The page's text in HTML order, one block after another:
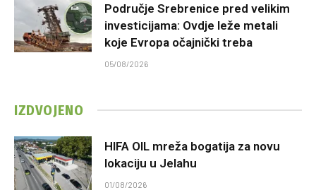
Područje Srebrenice pred velikim
investicijama: Ovdje leže metali
koje Evropa očajnički treba
05/08/2026
IZDVOJENO
HIFA OIL mreža bogatija za novu
lokaciju u Jelahu
01/08/2026